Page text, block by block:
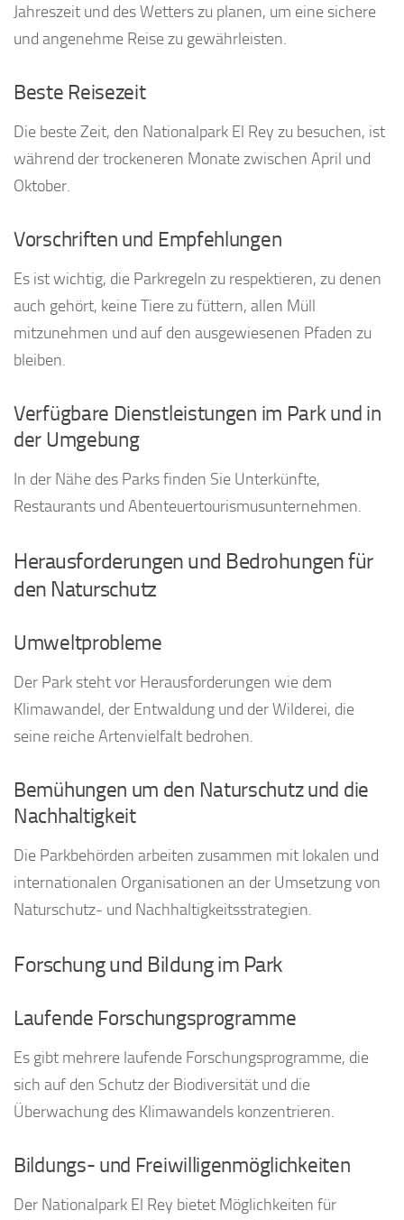
Jahreszeit und des Wetters zu planen, um eine sichere
und angenehme Reise zu gewährleisten.
Beste Reisezeit
Die beste Zeit, den Nationalpark El Rey zu besuchen, ist
während der trockeneren Monate zwischen April und
Oktober.
Vorschriften und Empfehlungen
Es ist wichtig, die Parkregeln zu respektieren, zu denen
auch gehört, keine Tiere zu füttern, allen Müll
mitzunehmen und auf den ausgewiesenen Pfaden zu
bleiben.
Verfügbare Dienstleistungen im Park und in
der Umgebung
In der Nähe des Parks finden Sie Unterkünfte,
Restaurants und Abenteuertourismusunternehmen.
Herausforderungen und Bedrohungen für
den Naturschutz
Umweltprobleme
Der Park steht vor Herausforderungen wie dem
Klimawandel, der Entwaldung und der Wilderei, die
seine reiche Artenvielfalt bedrohen.
Bemühungen um den Naturschutz und die
Nachhaltigkeit
Die Parkbehörden arbeiten zusammen mit lokalen und
internationalen Organisationen an der Umsetzung von
Naturschutz- und Nachhaltigkeitsstrategien.
Forschung und Bildung im Park
Laufende Forschungsprogramme
Es gibt mehrere laufende Forschungsprogramme, die
sich auf den Schutz der Biodiversität und die
Überwachung des Klimawandels konzentrieren.
Bildungs- und Freiwilligenmöglichkeiten
Der Nationalpark El Rey bietet Möglichkeiten für